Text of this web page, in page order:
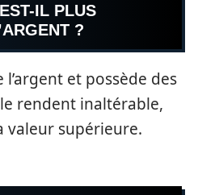
IL PLUS
?
l’argent et possède des
rendent inaltérable,
valeur supérieure.